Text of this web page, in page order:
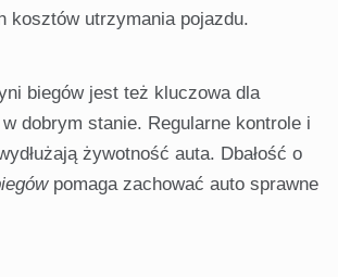
kosztów utrzymania pojazdu.
biegów jest też kluczowa dla
dobrym stanie. Regularne kontrole i
żywotność auta. Dbałość o
pomaga zachować auto sprawne